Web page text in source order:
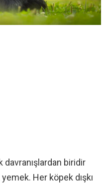
biridir
Her köpek dışkı